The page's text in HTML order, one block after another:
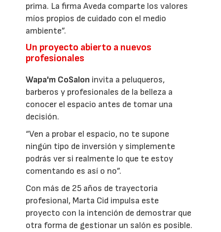
prima. La firma Aveda comparte los valores
míos propios de cuidado con el medio
ambiente”.
Un proyecto abierto a nuevos
profesionales
Wapa'm CoSalon invita a peluqueros,
barberos y profesionales de la belleza a
conocer el espacio antes de tomar una
decisión.
“Ven a probar el espacio, no te supone
ningún tipo de inversión y simplemente
podrás ver si realmente lo que te estoy
comentando es así o no”.
Con más de 25 años de trayectoria
profesional, Marta Cid impulsa este
proyecto con la intención de demostrar que
otra forma de gestionar un salón es posible.